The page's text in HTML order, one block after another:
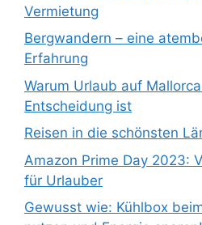
Vermietung
Bergwandern – eine
Erfahrung
Warum Urlaub auf
Entscheidung ist
Reisen in die schönsten
Amazon Prime Day 2023:
für Urlauber
Gewusst wie: Kühlbox